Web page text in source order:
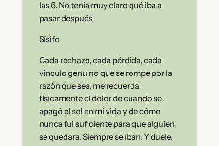
las 6. No tenía muy claro qué iba a
pasar después
Sísifo
Cada rechazo, cada pérdida, cada
vínculo genuino que se rompe por la
razón que sea, me recuerda
físicamente el dolor de cuando se
apagó el sol en mi vida y de cómo
nunca fui suficiente para que alguien
se quedara. Siempre se iban. Y duele.